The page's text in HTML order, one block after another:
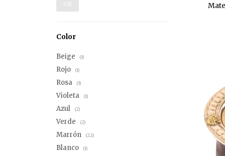
OK
Color
Beige (1)
Rojo (1)
Rosa (3)
Violeta (1)
Azul (2)
Verde (2)
Marrón (22)
Blanco (1)